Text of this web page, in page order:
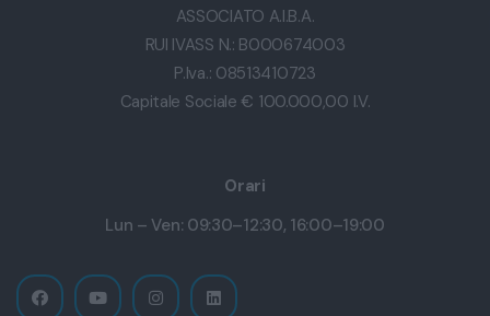
ASSOCIATO A.I.B.A.
RUI IVASS N.: B000674003
P.Iva.: 08513410723
Capitale Sociale € 100.000,00 I.V.
Orari
Lun – Ven: 09:30–12:30, 16:00–19:00